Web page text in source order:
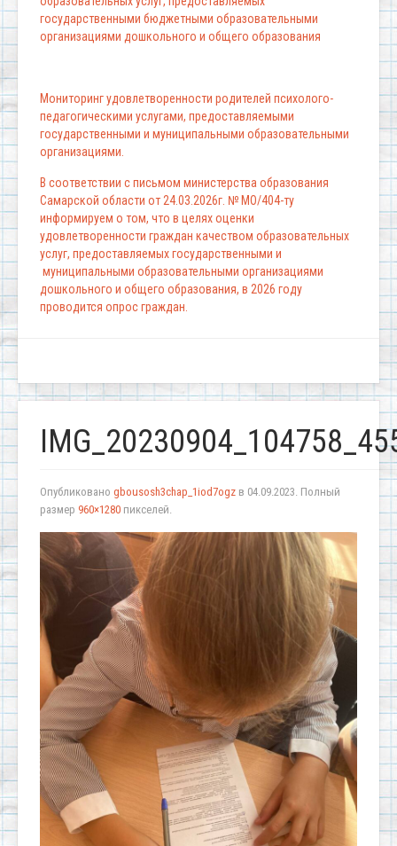
государственными бюджетными образовательными
организациями дошкольного и общего образования
Мониторинг удовлетворенности родителей психолого-
педагогическими услугами, предоставляемыми
государственными и муниципальными образовательными
организациями.
В соответствии с письмом министерства образования
Самарской области от 24.03.2026г. № МО/404-ту
информируем о том, что в целях оценки
удовлетворенности граждан качеством образовательных
услуг, предоставляемых государственными и
муниципальными образовательными организациями
дошкольного и общего образования, в 2026 году
проводится опрос граждан.
Опубликовано gbousosh3chap_1iod7ogz в 04.09.2023. Полный
размер 960×1280 пикселей.